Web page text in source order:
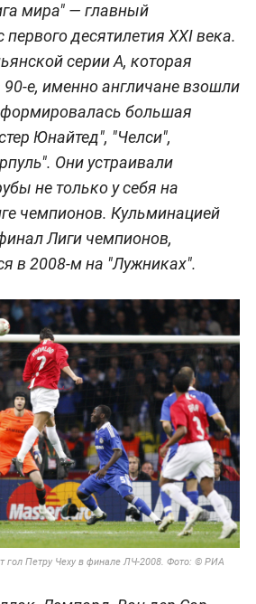
мира" — главный
десятилетия XXI века.
серии А, которая
90-е, именно англичане взошли
большая
Юнайтед", "Челси",
Они устраивали
не только у себя на
чемпионов. Кульминацией
Лиги чемпионов,
в 2008-м на "Лужниках".
гол Петру Чеху в финале ЛЧ-2008. Фото: © РИА